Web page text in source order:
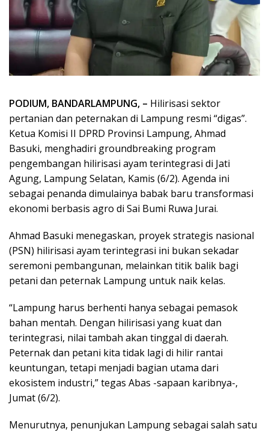
PODIUM, BANDARLAMPUNG, – Hilirisasi sektor
pertanian dan peternakan di Lampung resmi “digas”.
Ketua Komisi II DPRD Provinsi Lampung, Ahmad
Basuki, menghadiri groundbreaking program
pengembangan hilirisasi ayam terintegrasi di Jati
Agung, Lampung Selatan, Kamis (6/2). Agenda ini
sebagai penanda dimulainya babak baru transformasi
ekonomi berbasis agro di Sai Bumi Ruwa Jurai.
Ahmad Basuki menegaskan, proyek strategis nasional
(PSN) hilirisasi ayam terintegrasi ini bukan sekadar
seremoni pembangunan, melainkan titik balik bagi
petani dan peternak Lampung untuk naik kelas.
“Lampung harus berhenti hanya sebagai pemasok
bahan mentah. Dengan hilirisasi yang kuat dan
terintegrasi, nilai tambah akan tinggal di daerah.
Peternak dan petani kita tidak lagi di hilir rantai
keuntungan, tetapi menjadi bagian utama dari
ekosistem industri,” tegas Abas -sapaan karibnya-,
Jumat (6/2).
Menurutnya, penunjukan Lampung sebagai salah satu